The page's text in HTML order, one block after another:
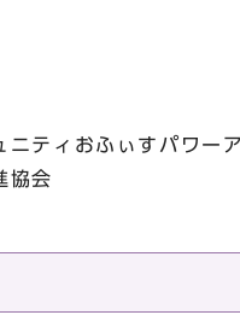
ティおふぃすパワー
協会